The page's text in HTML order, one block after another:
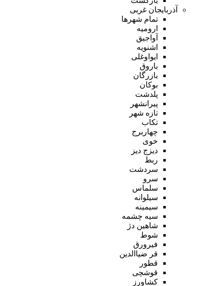
آذربایجان غربی
تمام شهر‌ها
ارومیه
آواجیق
اشنویه
ایواوغلی
باروق
بازرگان
بوکان
پلدشت
پیرانشهر
تازه شهر
تکاب
چهاربرج
خوی
دیزج دیز
ربط
سردشت
سرو
سلماس
سیلوانه
سیمینه
سیه چشمه
شاهین دژ
شوط
فیرورق
قر ضیاالدین
قطور
قوشچی
کشاورز